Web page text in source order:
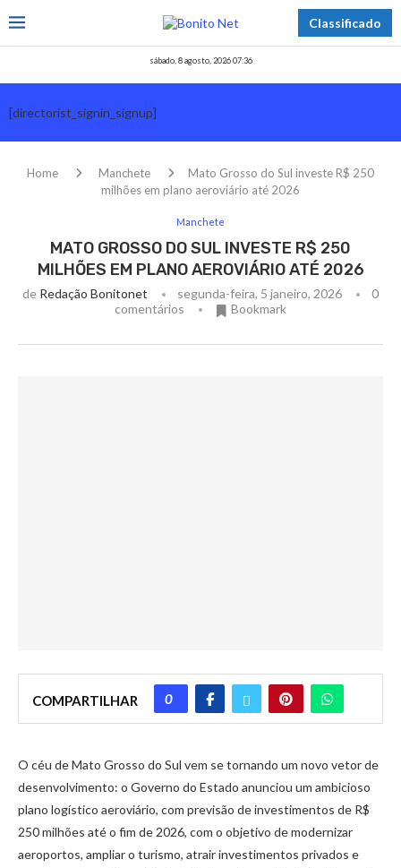
Classificado
sábado, 8 agosto, 2026 07:36
[directorist_signin_signup]
Home Manchete
Mato Grosso do Sul investe R$ 250
milhões em plano aeroviário até 2026
Manchete
MATO GROSSO DO SUL INVESTE R$ 250
MILHÕES EM PLANO AEROVIÁRIO ATÉ 2026
de Redação Bonitonet segunda-feira, 5 janeiro, 2026
0
comentários
Bookmark
COMPARTILHAR 0
O céu de Mato Grosso do Sul vem se tornando um novo vetor de
desenvolvimento: o Governo do Estado anunciou um ambicioso
plano logístico aeroviário, com previsão de investimentos de R$
250 milhões até o fim de 2026, com o objetivo de modernizar
aeroportos, ampliar o turismo, atrair investimentos privados e